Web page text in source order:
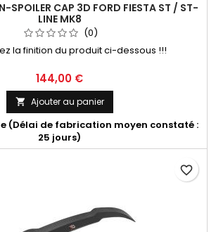
SPOILER CAP 3D FORD FIESTA ST / ST-
LINE MK8
(0)
la finition du produit ci-dessous !!!
Prix
144,00 €
 Ajouter au panier
(Délai de fabrication moyen constaté :
25 jours)
favorite_border